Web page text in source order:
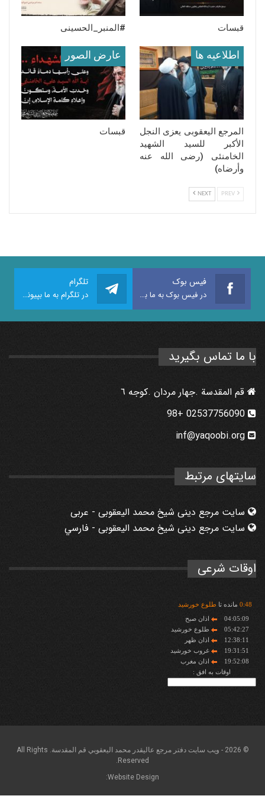
قبسات #المنبر_الحسینی
اطلاعيه ها
المرجع الیعقوبی یعزی النجل
الأکبر للسید الشهید
الخامنئی (رضی الله عنه
وأرضاه)
عارض الصور
قبسات
NEXT
فیس بوک
در فیس بوک به ما بپیوندید
تلگرام
در تلگرام به ما بپیوندید
با ما تماس بگیرید
قم المقدسة .جهار مردان .كوجه ٦
inf@yaqoobi.org
سایتهای مرتبط
سایت مرجع دینی شیخ محمد الیعقوبی - عربی
سایت مرجع دینی شیخ محمد الیعقوبی - فارسي
اوقات شرعی
0:48 مانده تا طلوع خورشید
04:05:09
اذان صبح
05:42:27
طلوع خورشید
12:38:11
اذان ظهر
19:31:51
غروب خورشید
19:52:08
اذان مغرب
اوقات به افق :
© 2026 - ويب سايت دفتر مرجع عاليقدر محمد اليعقوبي قم المقدسة. All Rights
Reserved.
Website Design: